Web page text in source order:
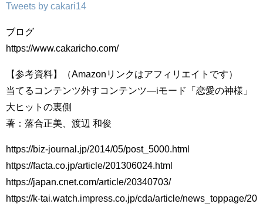
Tweets by cakari14
ブログ
https://www.cakaricho.com/​
【参考資料】（Amazonリンクはアフィリエイトです）
当てるコンテンツ外すコンテンツ―iモード「恋愛の神様」
大ヒットの裏側
著：落合正美、渡辺 和俊
https://biz-journal.jp/2014/05/post_5000.html
https://facta.co.jp/article/201306024.html
https://japan.cnet.com/article/20340703/
https://k-tai.watch.impress.co.jp/cda/article/news_toppage/20